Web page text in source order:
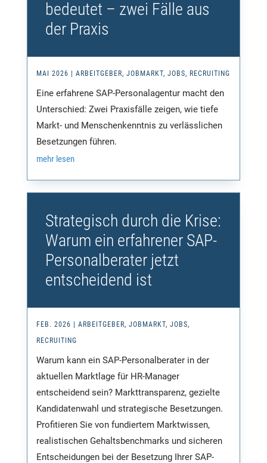
bedeutet – zwei Fälle aus
der Praxis
MAI 2026 | ARBEITGEBER, JOBMARKT, JOBS, RECRUITING
Eine erfahrene SAP-Personalagentur macht den
Unterschied: Zwei Praxisfälle zeigen, wie tiefe
Markt- und Menschenkenntnis zu verlässlichen
Besetzungen führen.
mehr lesen
Strategisch durch die Krise:
Warum ein erfahrener SAP-
Personalberater jetzt
entscheidend ist
FEB. 2026 | ARBEITGEBER, JOBMARKT, JOBS,
RECRUITING
Warum kann ein SAP-Personalberater in der
aktuellen Marktlage für HR-Manager
entscheidend sein? Markttransparenz, gezielte
Kandidatenwahl und strategische Besetzungen.
Profitieren Sie von fundiertem Marktwissen,
realistischen Gehaltsbenchmarks und sicheren
Entscheidungen bei der Besetzung Ihrer SAP-